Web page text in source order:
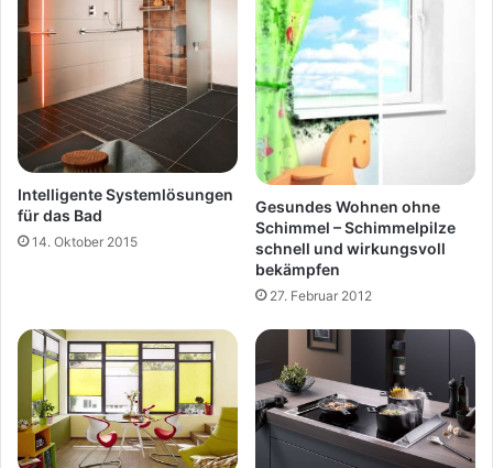
Intelligente Systemlösungen
für das Bad
14. Oktober 2015
Gesundes Wohnen ohne
Schimmel – Schimmelpilze
schnell und wirkungsvoll
bekämpfen
27. Februar 2012